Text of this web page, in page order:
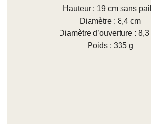
Hauteur : 19 cm sans
Diamètre : 8,4 cm
Diamètre d’ouverture : 8,3
Poids : 335 g